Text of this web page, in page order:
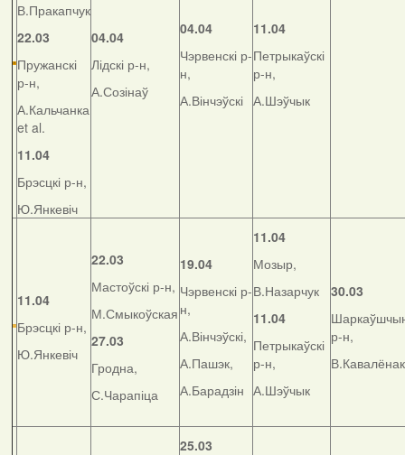
В.Пракапчук
22.03
Пружанскі
р-н,
А.Кальчанка
et al.
11.04
Брэсцкі р-н,
Ю.Янкевіч
04.04
Лідскі р-н,
А.Созінаў
04.04
Чэрвенскі р-
н,
А.Вінчэўскі
11.04
Петрыкаўскі
р-н,
А.Шэўчык
11.04
Брэсцкі р-н,
Ю.Янкевіч
22.03
Мастоўскі р-н,
М.Смыкоўская
27.03
Гродна,
С.Чарапіца
19.04
Чэрвенскі р-
н,
А.Вінчэўскі,
А.Пашэк,
А.Барадзін
11.04
Мозыр,
В.Назарчук
11.04
Петрыкаўскі
р-н,
А.Шэўчык
30.03
р-н,
В.Кавалёнак
25.03